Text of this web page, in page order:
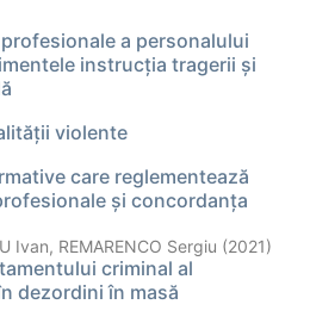
a personalului
instrucţia tragerii şi
violente
care reglementează
şi concordanţa
Ivan, REMARENCO Sergiu (2021)
criminal al
dezordini în masă